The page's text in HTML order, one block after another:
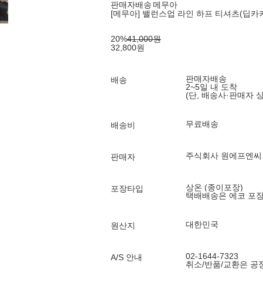
판매자배송메무아
[메무아] 밸런스업 라인 하프 티셔츠(딥카
20%41,000원
32,800원
배송
판매자배송
2~5일 내 도착
(단, 배송사·판매자
배송비 무료배송
판매자 주식회사 원에프엔
포장타입
상온 (종이포장)
택배배송은 에코 포
원산지 대한민국
A/S 안내
02-1644-7323
취소/반품/교환은 공